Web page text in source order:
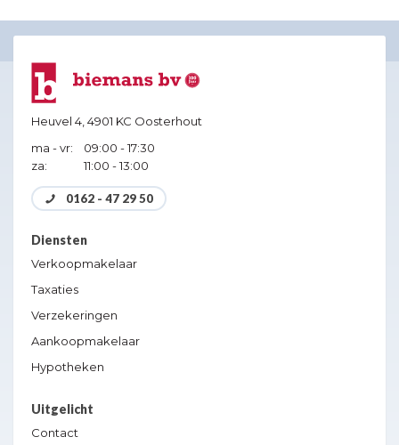
Heuvel 4, 4901 KC Oosterhout
ma - vr:
za:
09:00 - 17:30
11:00 - 13:00
0162 - 47 29 50
Diensten
Verkoopmakelaar
Taxaties
Verzekeringen
Aankoopmakelaar
Hypotheken
Uitgelicht
Contact